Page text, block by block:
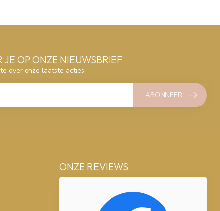
JE OP ONZE NIEUWSBRIEF
over onze laatste acties
ABONNEER
ONZE REVIEWS